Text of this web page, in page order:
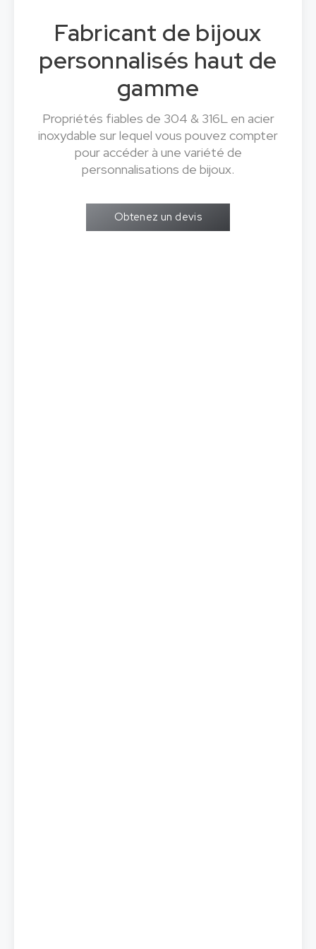
Fabricant de bijoux
personnalisés haut de
gamme
Propriétés fiables de 304 & 316L en acier
inoxydable sur lequel vous pouvez compter
pour accéder à une variété de
personnalisations de bijoux.
Obtenez un devis